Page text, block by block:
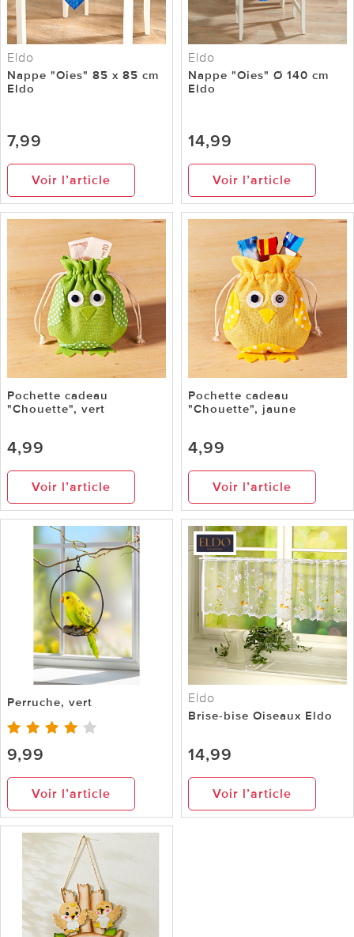
Eldo
Nappe "Oies" 85 x 85 cm
Eldo
7,99
Voir l’article
Eldo
Nappe "Oies" Ø 140 cm
Eldo
14,99
Voir l’article
Pochette cadeau
"Chouette", vert
4,99
Voir l’article
Pochette cadeau
"Chouette", jaune
4,99
Voir l’article
Perruche, vert
9,99
Voir l’article
Eldo
Brise-bise Oiseaux Eldo
14,99
Voir l’article